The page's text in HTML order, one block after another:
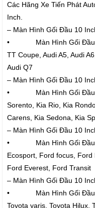
Các Hãng Xe Tiến Phát
Inch.
– Màn Hình Gối Đầu 10
• Màn Hình Gối Đầu
TT Coupe, Audi A5, Audi
Audi Q7
– Màn Hình Gối Đầu 10
• Màn Hình Gối Đầu
Sorento, Kia Rio, Kia
Carens, Kia Sedona, Kia
– Màn Hình Gối Đầu 10
• Màn Hình Gối Đầu
Ecosport, Ford focus,
Ford Everest, Ford Transit
– Màn Hình Gối Đầu 10
• Màn Hình Gối Đầu
Toyota yaris, Toyota Hilux,